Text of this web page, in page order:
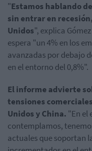
"Estamos hablando
sin entrar en
Unidos", explica
espera "un 4% en los
avanzadas por debajo
en el entorno del 0,8%".
El informe advierte
tensiones
Unidos y China. "En el
contemplamos,
actuales que soportan